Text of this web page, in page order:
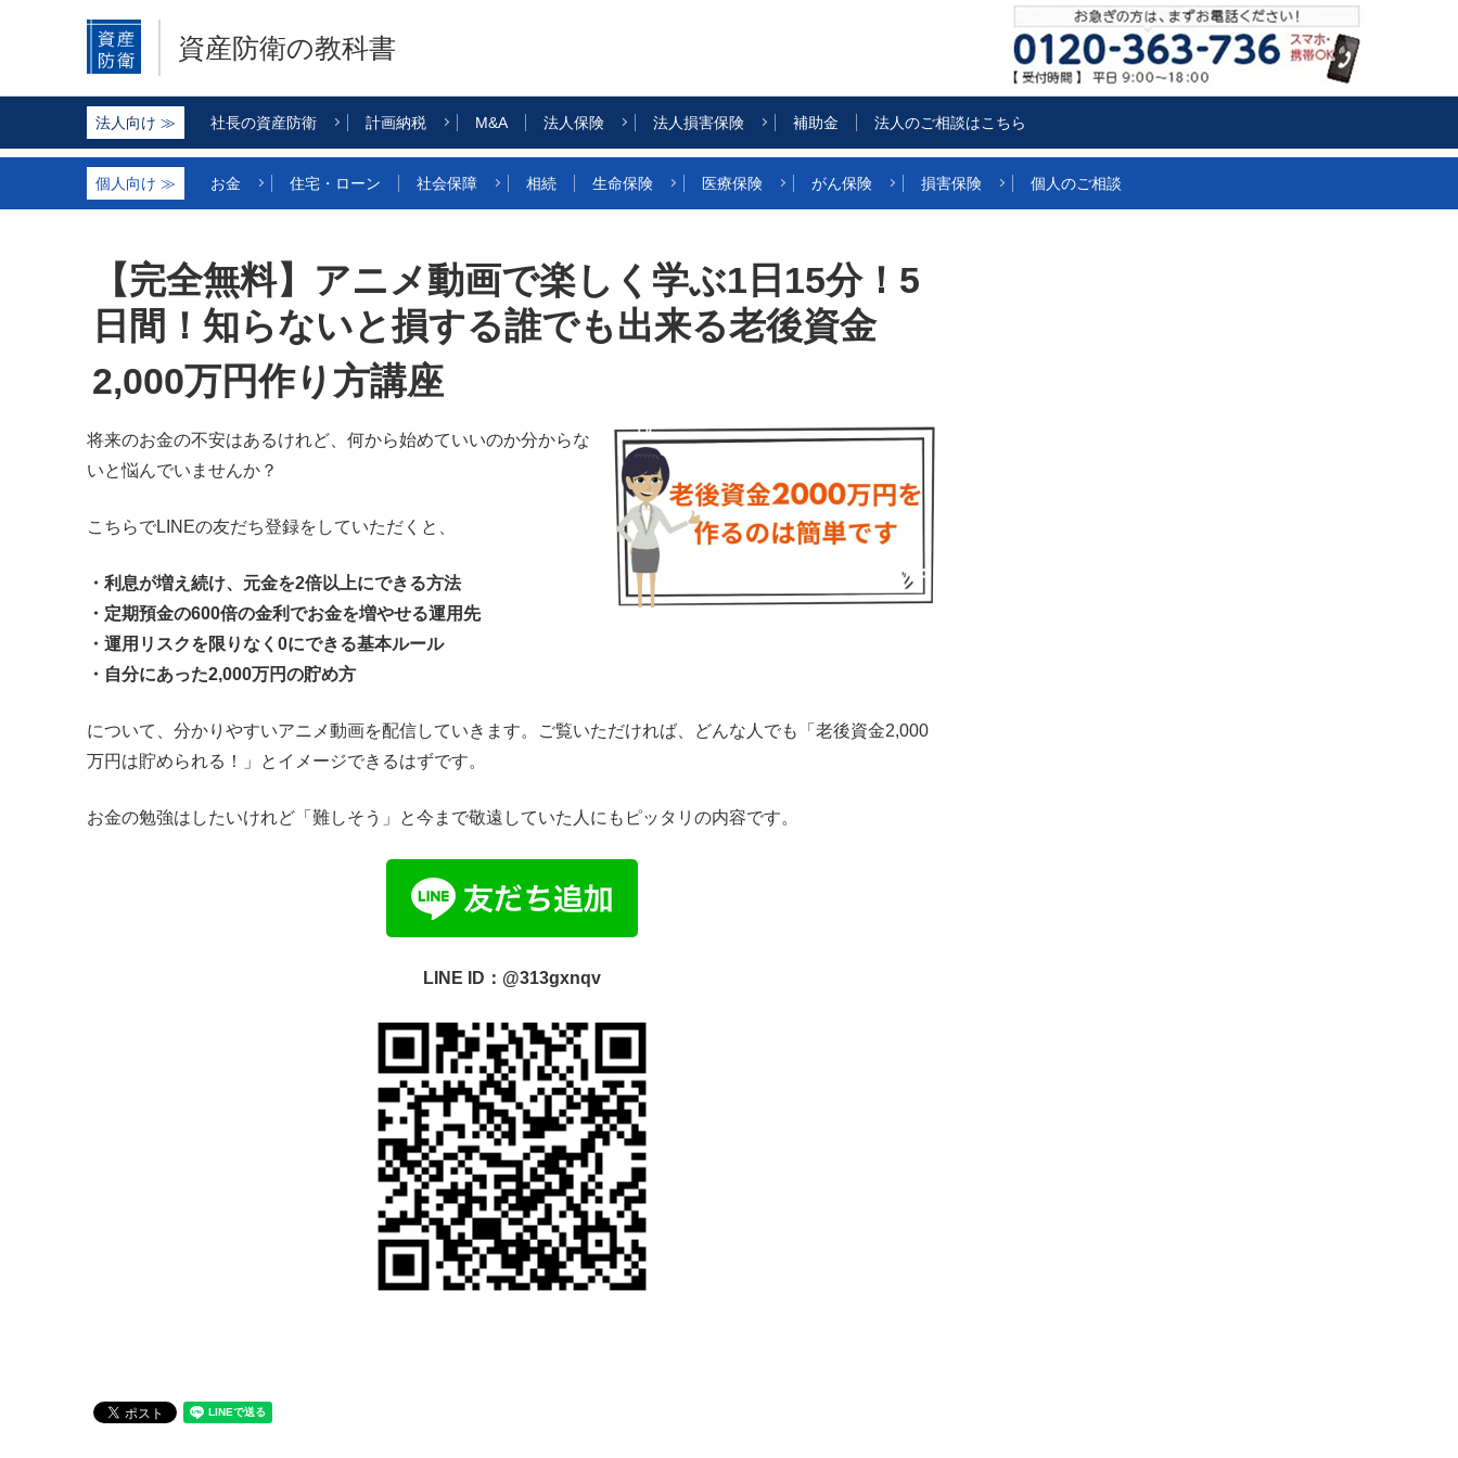
資産防衛の教科書
社長の資産防衛 計画納税 M&A 法人保険 法人損害保険 補助金 法人のご相談はこちら
お金 住宅・ローン 社会保障 相続 生命保険 医療保険 がん保険 損害保険 個人のご相談
【完全無料】アニメ動画で楽しく学ぶ1日15分！5
日間！知らないと損する誰でも出来る老後資金
2,000万円作り方講座
将来のお金の不安はあるけれど、何から始めていいのか分からな
いと悩んでいませんか？
こちらでLINEの友だち登録をしていただくと、
・利息が増え続け、元金を2倍以上にできる方法
・定期預金の600倍の金利でお金を増やせる運用先
・運用リスクを限りなく0にできる基本ルール
・自分にあった2,000万円の貯め方
について、分かりやすいアニメ動画を配信していきます。ご覧いただければ、どんな人でも「老後資金2,000
万円は貯められる！」とイメージできるはずです。
お金の勉強はしたいけれど「難しそう」と今まで敬遠していた人にもピッタリの内容です。
LINE ID：@313gxnqv